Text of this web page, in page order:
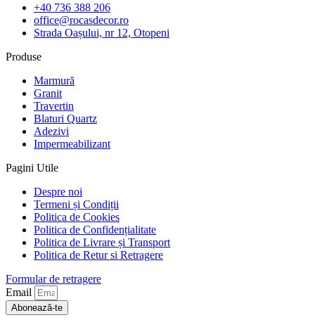
+40 736 388 206
office@rocasdecor.ro
Strada Oașului, nr 12, Otopeni
Produse
Marmură
Granit
Travertin
Blaturi Quartz
Adezivi
Impermeabilizant
Pagini Utile
Despre noi
Termeni și Condiții
Politica de Cookies
Politica de Confidențialitate
Politica de Livrare și Transport
Politica de Retur si Retragere
Formular de retragere
Email
Abonează-te